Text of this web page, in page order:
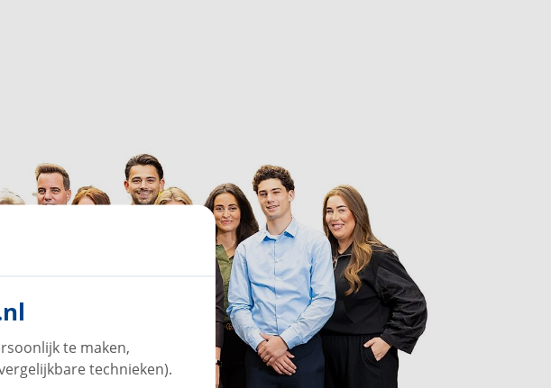
te maken,
technieken).